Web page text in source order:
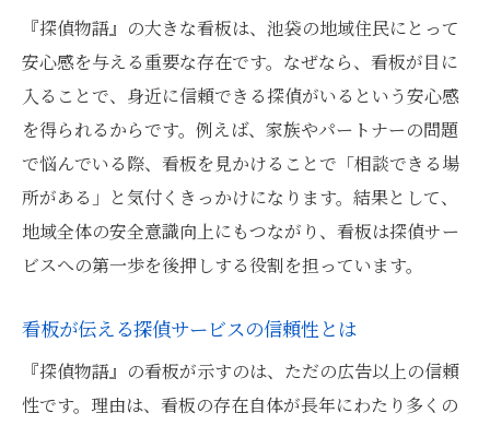
『探偵物語』の大きな看板は、池袋の地域住民にとって
安心感を与える重要な存在です。なぜなら、看板が目に
入ることで、身近に信頼できる探偵がいるという安心感
を得られるからです。例えば、家族やパートナーの問題
で悩んでいる際、看板を見かけることで「相談できる場
所がある」と気付くきっかけになります。結果として、
地域全体の安全意識向上にもつながり、看板は探偵サー
ビスへの第一歩を後押しする役割を担っています。
看板が伝える探偵サービスの信頼性とは
『探偵物語』の看板が示すのは、ただの広告以上の信頼
性です。理由は、看板の存在自体が長年にわたり多くの